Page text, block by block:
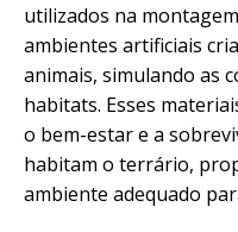
utilizados na
ambientes artificiais
animais, simulando as
habitats. Esses
o bem-estar e a
habitam o terrário,
ambiente adequado